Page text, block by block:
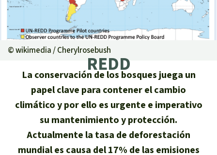
Proyectos
Informaciones
Informaciones
Éxitos y Noticias
Suscribirme al boletín
Prensa
Temas
Madera tropical
Salva la Selva
Salva la Selva
Acerca de Salva la Selva
40 años Salva la Selva
Búsqueda
Español
Donación general
Urgen donaciones
Certificados de donación
Preguntas y Respuestas
Donar para un tema
Bienestar animal
Donar para una región
©wikimedia / Cherylrosebush
REDD
La conservación de los bosques juega un
papel clave para contener el cambio
climático y por ello es urgente e imperativo
su mantenimiento y protección.
Actualmente la tasa de deforestación
mundial es causa del 17% de las emisiones